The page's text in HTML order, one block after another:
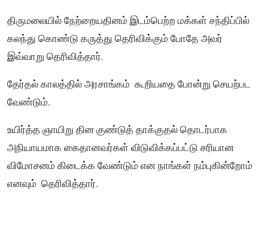
திருமலையில் நேற்றையதினம் இடம்பெற்ற மக்கள் சந்திப்பில்
கலந்து கொண்டு கருத்து தெரிவிக்கும் போதே அவர்
இவ்வாறு தெரிவித்தார்.
தேர்தல் காலத்தில் அரசாங்கம் கூறியதை போன்று செயற்பட
வேண்டும்.
உயிர்த்த ஞாயிறு தின குண்டுத் தாக்குதல் தொடர்பாக
அநியாயமாக கைதானவர்கள் விடுவிக்கப்பட்டு சரியான
விமோசனம் கிடைக்க வேண்டும் என நாங்கள் நம்புகின்றோம்
எனவும் தெரிவித்தார்.